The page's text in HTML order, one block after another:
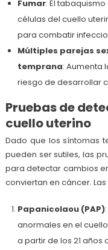
Fumar: El
células del cuello
para combatir
Múltiples parejas
temprana: Aumenta
riesgo de desarrollar
Pruebas de
cuello uterino
Dado que los síntomas
pueden ser sutiles, las
para detectar cambios
conviertan en cáncer.
Papanicolaou (PAP)
anormales en el
a partir de los 21 años